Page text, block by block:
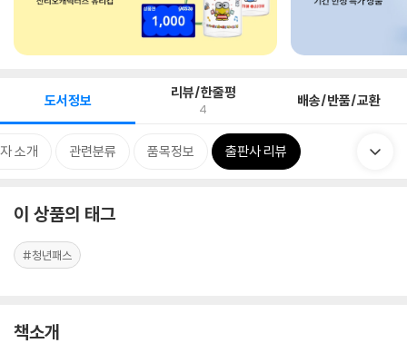
도서정보 리뷰/한줄평
4 배송/반품/교환
소개 관련분류 품목정보 출판사 리뷰
이 상품의 태그
#청년패스
책소개